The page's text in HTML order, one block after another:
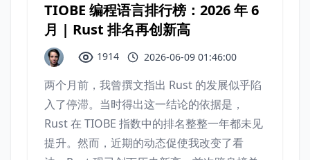
TIOBE 编程语言排行榜：2026 年 6
月 | Rust 排名再创新高
1914 2026-06-09 01:46:00
两个月前，我曾撰文指出 Rust 的发展似乎陷
入了停滞。当时得出这一结论的依据是，
Rust 在 TIOBE 指数中的排名整整一年都未见
提升。然而，近期的动态促使我改变了看